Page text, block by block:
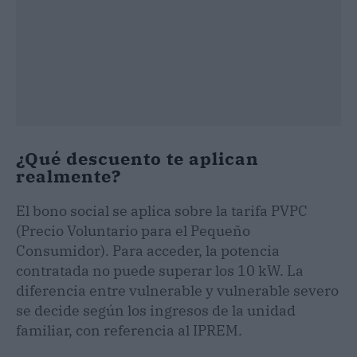
¿Qué descuento te aplican
realmente?
El bono social se aplica sobre la tarifa PVPC
(Precio Voluntario para el Pequeño
Consumidor). Para acceder, la potencia
contratada no puede superar los 10 kW. La
diferencia entre vulnerable y vulnerable severo
se decide según los ingresos de la unidad
familiar, con referencia al IPREM.